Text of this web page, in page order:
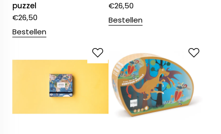
puzzel
€26,50
Bestellen
€26,50
Bestellen